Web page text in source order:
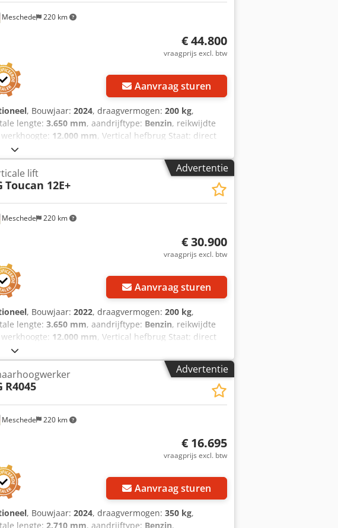
Meschede 220 km
€ 44.800
vraagprijs excl. btw
Aanvraag sturen
, Bouwjaar: 2024, draagvermogen: 200 kg,
lengte: 3.650 mm, aandrijftype: Benzin, reikwijdte
werkhoogte: 12.000 mm, Vertical hefbrug Staat: direct
goed Batterijtype: PzS Chodpfx Aozr Acvoqqsa
Advertentie
Meschede 220 km
lift
Toucan 12E+
€ 30.900
vraagprijs excl. btw
Aanvraag sturen
, Bouwjaar: 2022, draagvermogen: 200 kg,
lengte: 3.650 mm, aandrijftype: Benzin, reikwijdte
werkhoogte: 12.000 mm, Vertical hefbrug Staat: direct
Technische staat: zeer goed Batterijtype: PzS
Advertentie
Meschede 220 km
R4045
€ 16.695
vraagprijs excl. btw
Aanvraag sturen
, Bouwjaar: 2024, draagvermogen: 350 kg,
lengte: 2.710 mm, aandrijftype: Benzin,